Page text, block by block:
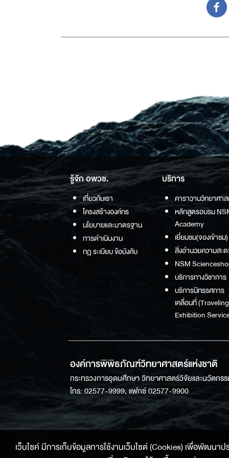
รู้จัก อพวช.
เกี่ยวกับเรา
โครงสร้างองค์กร
นโยบายและมาตรฐาน
การดำเนินงาน
กฏ ระเบียบ ข้อบังคับ
บริการ
คาราวานวิทยาศา
หลักสูตรอบรม
Academy
เยี่ยมชม(จองเข้าชม)
สิ่งอำนวยความสะ
NSM
บริการทางวิชาการ
บริการนิทรรศการ
เคลื่อนที่ (Traveling
Exhibition
องค์การพิพิธภัณฑ์วิทยาศาสตร์แห่งชาติ
กระทรวงการอุดมศึกษา วิทยาศาสตร์วิจัยและนวัตก
โทร: 02577-9999, แฟกซ์ 02577-9900
เว็บไซค์ มีการเก็บข้อมูลการใช้งานเว็บไซต์ (Cookies) เพื่อพัฒน